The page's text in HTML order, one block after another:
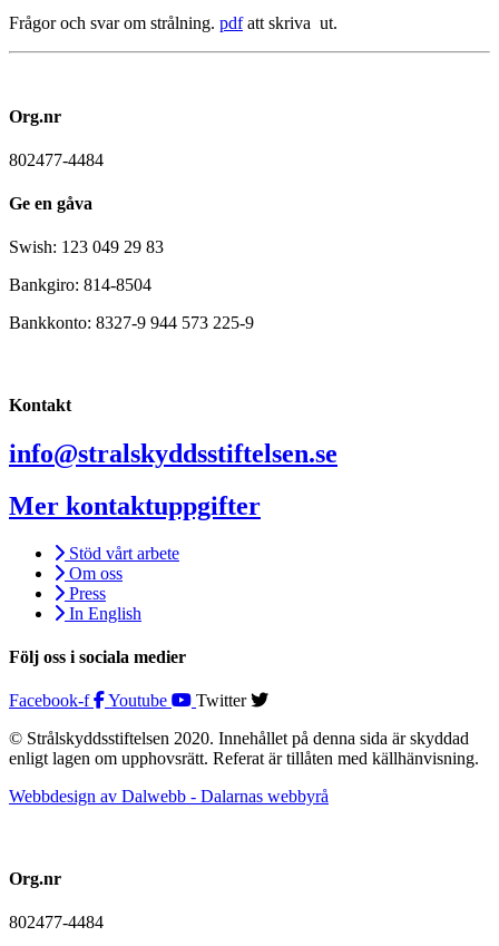
Frågor och svar om strålning. pdfatt skriva ut.
Org.nr
802477-4484
Ge en gåva
Swish: 123 049 29 83
Bankgiro: 814-8504
Bankkonto: 8327-9 944 573 225-9
Kontakt
info@stralskyddsstiftelsen.se
Mer kontaktuppgifter
Stöd vårt arbete
Om oss
Press
In English
Följ oss i sociala medier
Facebook-f Youtube
Twitter
© Strålskyddsstiftelsen 2020. Innehållet på denna sida är skyddad
enligt lagen om upphovsrätt. Referat är tillåten med källhänvisning.
Webbdesign av Dalwebb - Dalarnas webbyrå
Org.nr
802477-4484